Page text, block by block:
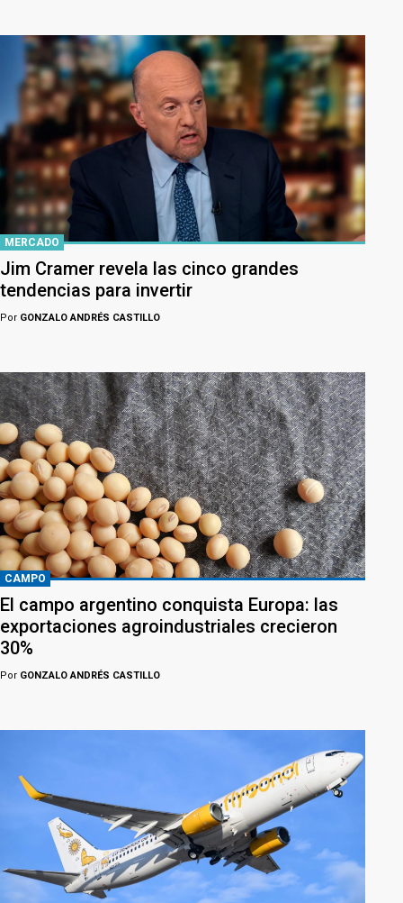
MERCADO
Jim Cramer revela las cinco grandes
tendencias para invertir
Por GONZALO ANDRÉS CASTILLO
CAMPO
El campo argentino conquista Europa: las
exportaciones agroindustriales crecieron
30%
Por GONZALO ANDRÉS CASTILLO